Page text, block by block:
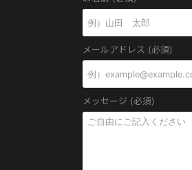
メールアドレス (必須)
メッセージ (必須)